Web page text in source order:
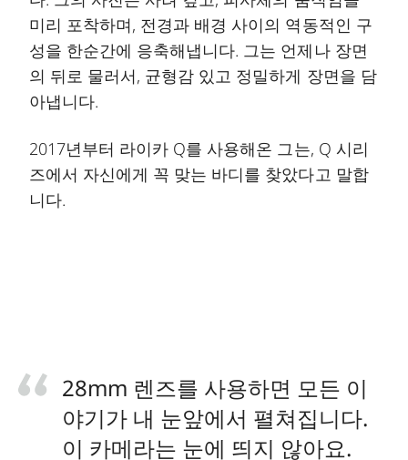
미리 포착하며, 전경과 배경 사이의 역동적인 구
성을 한순간에 응축해냅니다. 그는 언제나 장면
의 뒤로 물러서, 균형감 있고 정밀하게 장면을 담
아냅니다.
2017년부터 라이카 Q를 사용해온 그는, Q 시리
즈에서 자신에게 꼭 맞는 바디를 찾았다고 말합
니다.
28mm 렌즈를 사용하면 모든 이
야기가 내 눈앞에서 펼쳐집니다.
이 카메라는 눈에 띄지 않아요.